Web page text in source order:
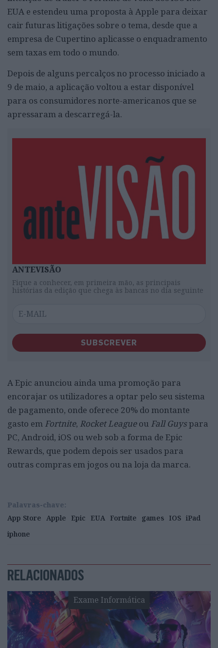
EUA e estendeu uma proposta à Apple para deixar
cair futuras litigações sobre o tema, desde que a
empresa de Cupertino aplicasse o enquadramento
sem taxas em todo o mundo.
Depois de alguns percalços no processo iniciado a
9 de maio, a aplicação voltou a estar disponível
para os consumidores norte-americanos que se
apressaram a descarregá-la.
ANTEVISÃO
Fique a conhecer, em primeira mão, as principais
histórias da edição que chega às bancas no dia seguinte
SUBSCREVER
A Epic anunciou ainda uma promoção para
encorajar os utilizadores a optar pelo seu sistema
de pagamento, onde oferece 20% do montante
gasto em Fortnite, Rocket Leagueou Fall Guyspara
PC, Android, iOS ou web sob a forma de Epic
Rewards, que podem depois ser usados para
outras compras em jogos ou na loja da marca.
Palavras-chave:
App Store
Apple Epic EUA Fortnite games IOS iPad
iphone
RELACIONADOS
Exame Informática